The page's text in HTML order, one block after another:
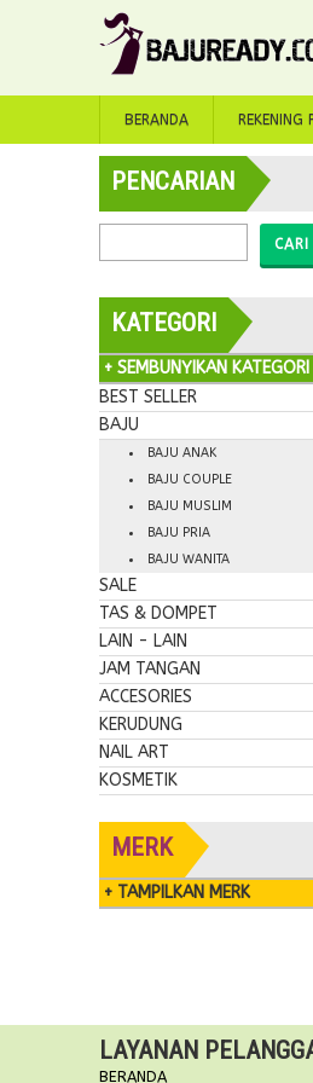
BERANDA REKENING
PENCARIAN
CARI
KATEGORI
+ SEMBUNYIKAN KATEGORI
BEST SELLER
BAJU
BAJU ANAK
BAJU COUPLE
BAJU MUSLIM
BAJU PRIA
BAJU WANITA
SALE
TAS & DOMPET
LAIN - LAIN
JAM TANGAN
ACCESORIES
KERUDUNG
NAIL ART
KOSMETIK
MERK
+ TAMPILKAN MERK
LAYANAN
BERANDA